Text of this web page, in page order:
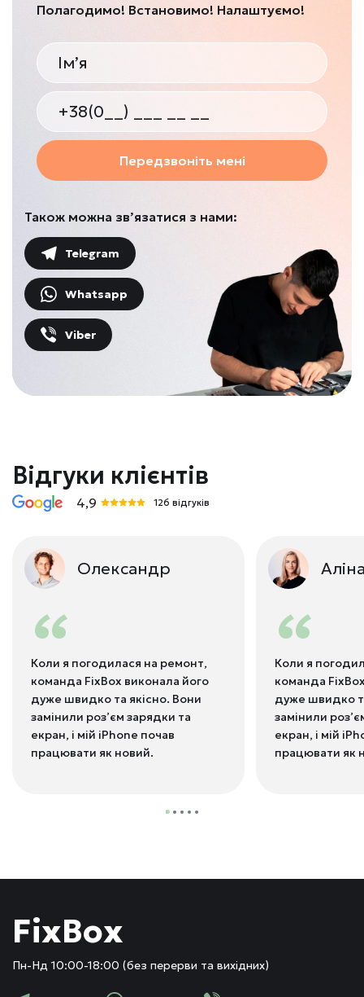
Полагодимо! Встановимо! Налаштуємо!
Передзвоніть мені
Також можна зв’язатися з нами:
Telegram
Whatsapp
Viber
Відгуки клієнтів
4,9 126 відгуків
Олександр
“
Коли я погодилася на ремонт,
команда FixBox виконала його
дуже швидко та якісно. Вони
замінили роз’єм зарядки та
екран, і мій iPhone почав
працювати як новий.
“
Коли я
команда
дуже швидко
замінили
екран, і мій
працювати як
FixBox
Пн-Нд 10:00-18:00 (без перерви та вихідних)